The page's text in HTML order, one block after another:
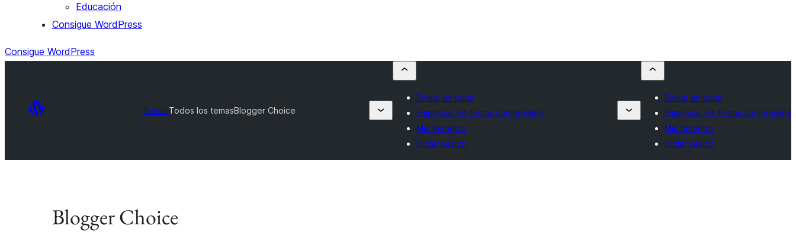
Educación
Consigue WordPress
Consigue WordPress
TemasTodos los temasBlogger Choice
Enviar un tema
Empresas de temas comerciales
Mis favoritos
Iniciar sesión
Enviar un tema
Empresas de temas comerciales
Mis favoritos
Iniciar sesión
Blogger Choice